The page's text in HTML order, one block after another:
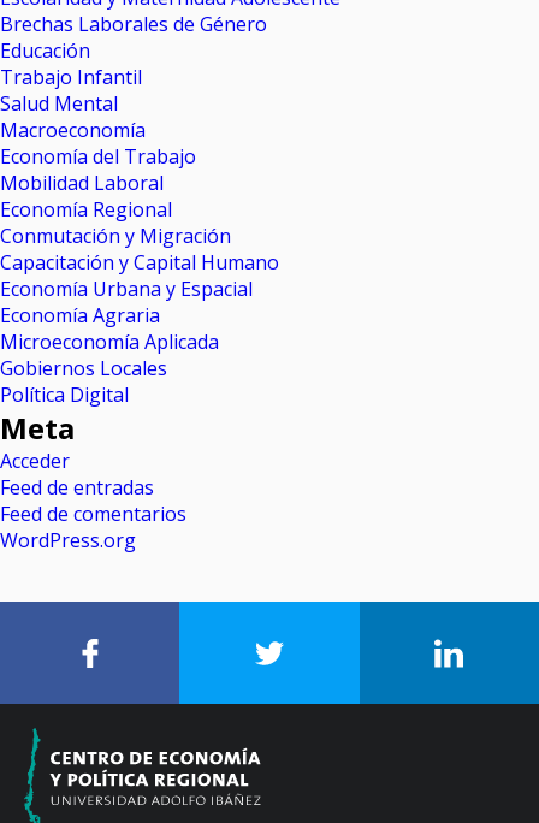
Brechas Laborales de Género
Educación
Trabajo Infantil
Salud Mental
Macroeconomía
Economía del Trabajo
Mobilidad Laboral
Economía Regional
Conmutación y Migración
Capacitación y Capital Humano
Economía Urbana y Espacial
Economía Agraria
Microeconomía Aplicada
Gobiernos Locales
Política Digital
Meta
Acceder
Feed de entradas
Feed de comentarios
WordPress.org